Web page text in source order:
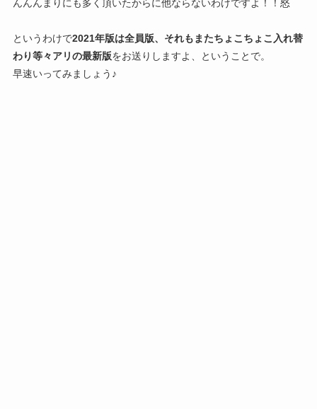
んんんまりにも多く頂いたからに他ならないわけですよ！！怒
というわけで2021年版は全員版、それもまたちょこちょこ入れ替
わり等々アリの最新版をお送りしますよ、ということで。
早速いってみましょう♪